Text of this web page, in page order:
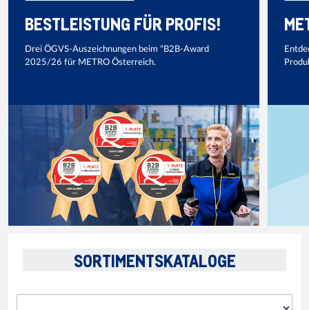
BESTLEISTUNG FÜR PROFIS!
Drei ÖGVS-Auszeichnungen beim "B2B-Award
2025/26 für METRO Österreich.
SORTIMENTSKATALOGE